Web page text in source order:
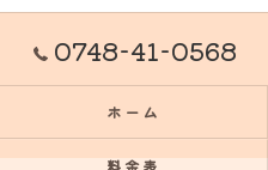
0748-41-0568
ホーム